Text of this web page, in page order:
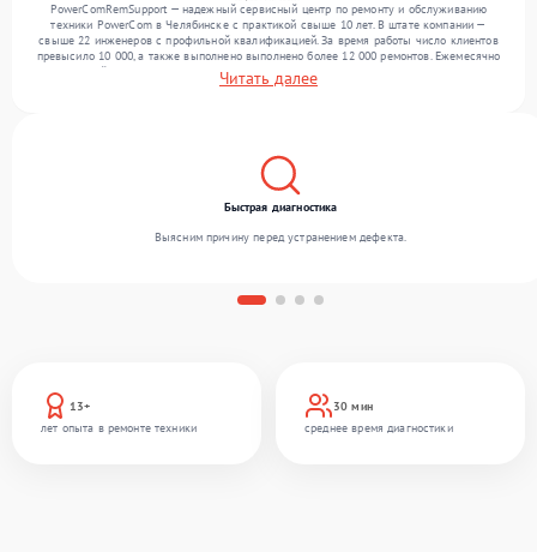
PowerComRemSupport — надежный сервисный центр по ремонту и обслуживанию
техники PowerCom в Челябинске с практикой свыше 10 лет. В штате компании —
свыше 22 инженеров с профильной квалификацией. За время работы число клиентов
превысило 10 000, а также выполнено выполнено более 12 000 ремонтов. Ежемесячно
в сервисный центр поступает свыше 300 единиц техники, включая , , . Мы работаем с
широким спектром неисправностей и гарантируем высокое качество обслуживания
Читать далее
13+
лет опыта в ремонте техники
30 мин
среднее время диагностики
Быстрая диагностика
Выясним причину перед устранением дефекта.